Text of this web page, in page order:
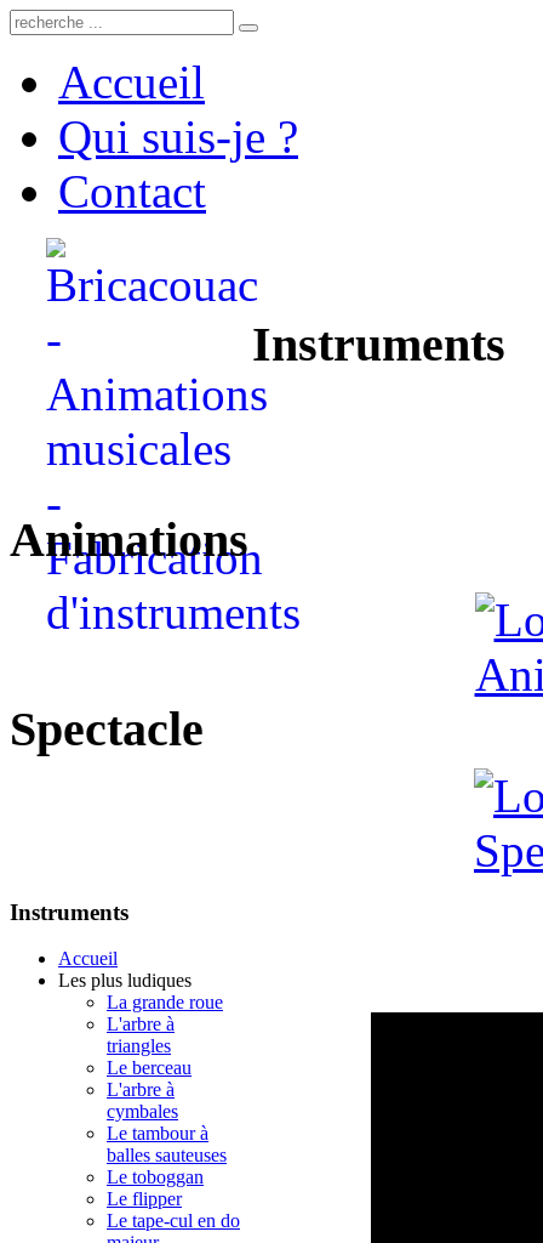
Accueil
Qui suis-je ?
Contact
Instruments
Animations
Spectacle
Instruments
Accueil
Les plus ludiques
La grande roue
L'arbre à
triangles
Le berceau
L'arbre à
cymbales
Le tambour à
balles sauteuses
Le toboggan
Le flipper
Le tape-cul en do